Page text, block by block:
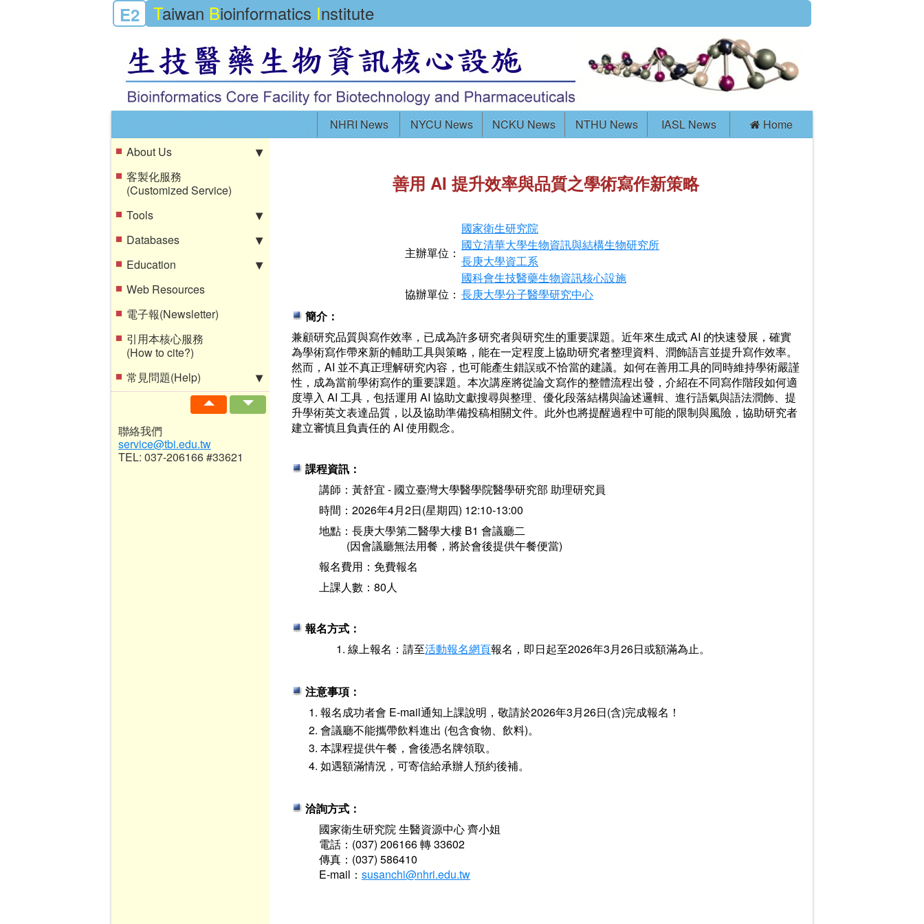
E2 Taiwan Bioinformatics Institute
NHRI News NYCU News NCKU News NTHU News IASL News
Home
About Us
客製化服務
(Customized Service)
Tools
Databases
Education
Web Resources
電子報(Newsletter)
引用本核心服務
(How to cite?)
常見問題(Help)
聯絡我們
service@tbi.edu.tw
TEL: 037-206166 #33621
善用 AI 提升效率與品質之學術寫作新策略
主辦單位：
國家衛生研究院
國立清華大學生物資訊與結構生物研究所
長庚大學資工系
國科會生技醫藥生物資訊核心設施
協辦單位： 長庚大學分子醫學研究中心
簡介：
兼顧研究品質與寫作效率，已成為許多研究者與研究生的重要課題。近年來生成式 AI 的快速發展，確實
為學術寫作帶來新的輔助工具與策略，能在一定程度上協助研究者整理資料、潤飾語言並提升寫作效率。
然而，AI 並不真正理解研究內容，也可能產生錯誤或不恰當的建議。如何在善用工具的同時維持學術嚴謹
性，成為當前學術寫作的重要課題。本次講座將從論文寫作的整體流程出發，介紹在不同寫作階段如何適
度導入 AI 工具，包括運用 AI 協助文獻搜尋與整理、優化段落結構與論述邏輯、進行語氣與語法潤飾、提
升學術英文表達品質，以及協助準備投稿相關文件。此外也將提醒過程中可能的限制與風險，協助研究者
建立審慎且負責任的 AI 使用觀念。
課程資訊：
講師：黃舒宜 - 國立臺灣大學醫學院醫學研究部 助理研究員
時間：2026年4月2日(星期四) 12:10-13:00
地點：長庚大學第二醫學大樓 B1 會議廳二
(因會議廳無法用餐，將於會後提供午餐便當)
報名費用：免費報名
上課人數：80人
報名方式：
線上報名：請至活動報名網頁報名，即日起至2026年3月26日或額滿為止。
注意事項：
報名成功者會 E-mail通知上課說明，敬請於2026年3月26日(含)完成報名！
會議廳不能攜帶飲料進出 (包含食物、飲料)。
本課程提供午餐，會後憑名牌領取。
如遇額滿情況，可寄信給承辦人預約後補。
洽詢方式：
國家衛生研究院 生醫資源中心 齊小姐
電話：(037) 206166 轉 33602
傳真：(037) 586410
E-mail： susanchi@nhri.edu.tw